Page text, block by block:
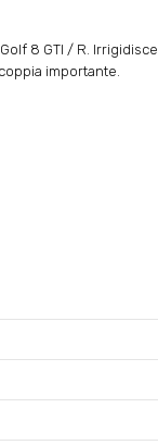
8 GTI / R. Irrigidisce
importante.